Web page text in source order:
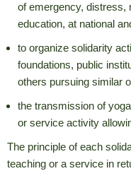
of emergency, distress,
education, at national
to organize solidarity
foundations, public
others pursuing similar
the transmission of
or service activity
The principle of each
teaching or a service in